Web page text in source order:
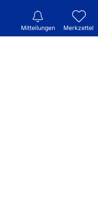
Mitteilungen Merkzettel